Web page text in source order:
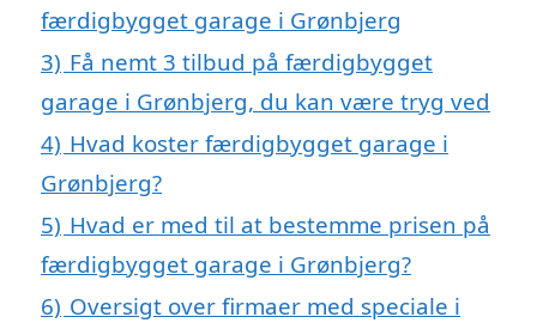
færdigbygget garage i Grønbjerg
3) Få nemt 3 tilbud på færdigbygget
garage i Grønbjerg, du kan være tryg ved
4) Hvad koster færdigbygget garage i
Grønbjerg?
5) Hvad er med til at bestemme prisen på
færdigbygget garage i Grønbjerg?
6) Oversigt over firmaer med speciale i